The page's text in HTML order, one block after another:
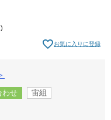
お気に入りに登録
わせ 宙組